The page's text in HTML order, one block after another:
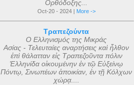
Ορθόδοξης...
Oct-20 - 2024 | More ->
Τραπεζούντα
Ο Ελληνισμός της Μικράς
Ασίας - Τελευταίες αναρτήσεις καὶ ἦλθον
ἐπὶ θάλατταν εἰς Τραπεζοῦντα πόλιν
Ἑλληνίδα οἰκουμένην ἐν τῷ Εὐξείνῳ
Πόντῳ, Σινωπέων ἀποικίαν, ἐν τῇ Κόλχων
χώρᾳ....